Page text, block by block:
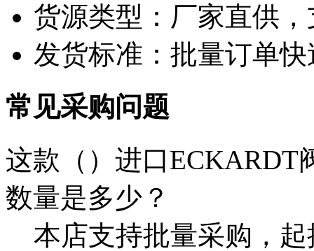
货源类型：厂家直供
发货标准：批量订单
常见采购问题
这款（）进口ECKARDT
数量是多少？
本店支持批量采购，